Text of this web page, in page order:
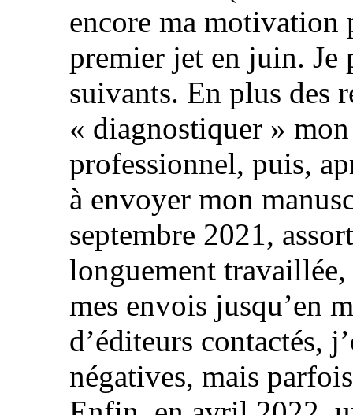
encore ma motivation
premier jet en juin. Je
suivants. En plus des
« diagnostiquer »
professionnel, puis,
à envoyer mon
septembre 2021,
longuement travaillée,
mes envois jusqu’en
d’éditeurs contactés,
négatives, mais